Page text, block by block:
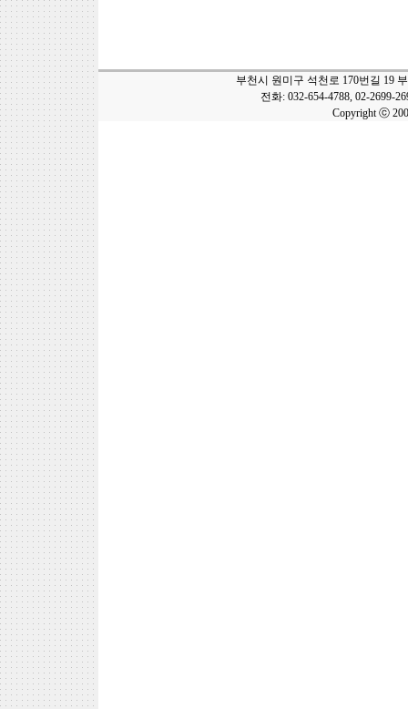
부천시 원미구 석천로 170번길 19
전화: 032-654-4788, 02-2699-
Copyright ⓒ